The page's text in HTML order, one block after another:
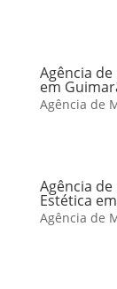
Agência
em
Agência de
Agência
Estética
Agência de